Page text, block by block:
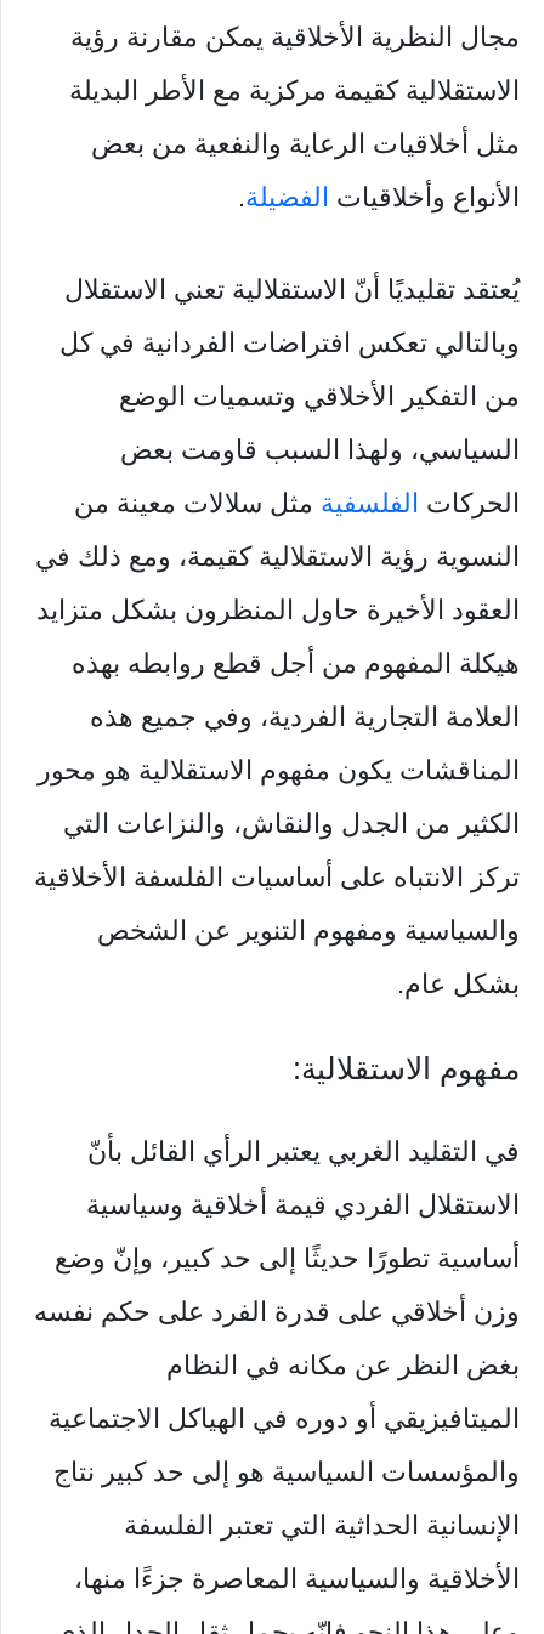
مجال النظرية الأخلاقية يمكن مقارنة رؤية
الاستقلالية كقيمة مركزية مع الأطر البديلة
مثل أخلاقيات الرعاية والنفعية من بعض
الأنواع وأخلاقيات الفضيلة.
يُعتقد تقليديًا أنّ الاستقلالية تعني الاستقلال
وبالتالي تعكس افتراضات الفردانية في كل
من التفكير الأخلاقي وتسميات الوضع
السياسي، ولهذا السبب قاومت بعض
الحركات الفلسفية مثل سلالات معينة من
النسوية رؤية الاستقلالية كقيمة، ومع ذلك في
العقود الأخيرة حاول المنظرون بشكل متزايد
هيكلة المفهوم من أجل قطع روابطه بهذه
العلامة التجارية الفردية، وفي جميع هذه
المناقشات يكون مفهوم الاستقلالية هو محور
الكثير من الجدل والنقاش، والنزاعات التي
تركز الانتباه على أساسيات الفلسفة الأخلاقية
والسياسية ومفهوم التنوير عن الشخص
بشكل عام.
مفهوم الاستقلالية:
في التقليد الغربي يعتبر الرأي القائل بأنّ
الاستقلال الفردي قيمة أخلاقية وسياسية
أساسية تطورًا حديثًا إلى حد كبير، وإنّ وضع
وزن أخلاقي على قدرة الفرد على حكم نفسه
بغض النظر عن مكانه في النظام
الميتافيزيقي أو دوره في الهياكل الاجتماعية
والمؤسسات السياسية هو إلى حد كبير نتاج
الإنسانية الحداثية التي تعتبر الفلسفة
الأخلاقية والسياسية المعاصرة جزءًا منها،